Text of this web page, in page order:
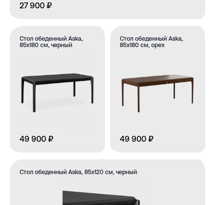
27 900 ₽
Стол обеденный Aska,
85х180 см, черный
49 900 ₽
Стол обеденный Aska,
85х180 см, орех
49 900 ₽
Стол обеденный Aska, 85х120 см, черный